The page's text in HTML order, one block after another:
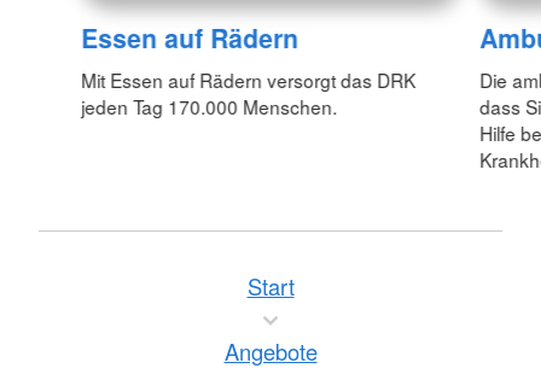
Essen auf Rädern
Mit Essen auf Rädern versorgt das DRK
jeden Tag 170.000 Menschen.
Die
dass
Hilfe
Start
Angebote